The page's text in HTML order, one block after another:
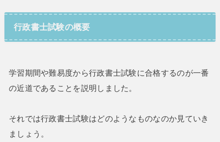
行政書士試験の概要
学習期間や難易度から行政書士試験に合格するのが一番
の近道であることを説明しました。
それでは行政書士試験はどのようなものなのか見ていき
ましょう。